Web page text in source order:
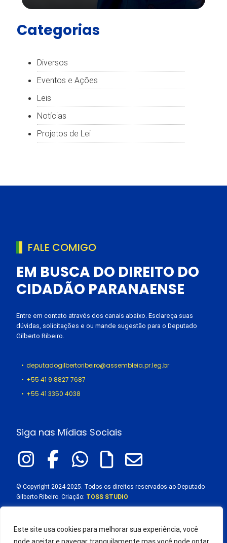
Este site usa cookies para melhorar sua experiência, você
Categorias
Diversos
Eventos e Ações
Leis
Notícias
Projetos de Lei
FALE COMIGO
EM BUSCA DO DIREITO DO
CIDADÃO PARANAENSE
Entre em contato através dos canais abaixo. Esclareça suas
dúvidas, solicitações e ou mande sugestão para o Deputado
Gilberto Ribeiro.
deputadogilbertoribeiro@assembleia.pr.leg.br
+55 41 9 8827 7687
+55 41 3350 4038
Siga nas Mídias Sociais
© Copyright 2024-2025. Todos os direitos reservados ao Deputado
Gilberto Ribeiro. Criação: TOSS STUDIO